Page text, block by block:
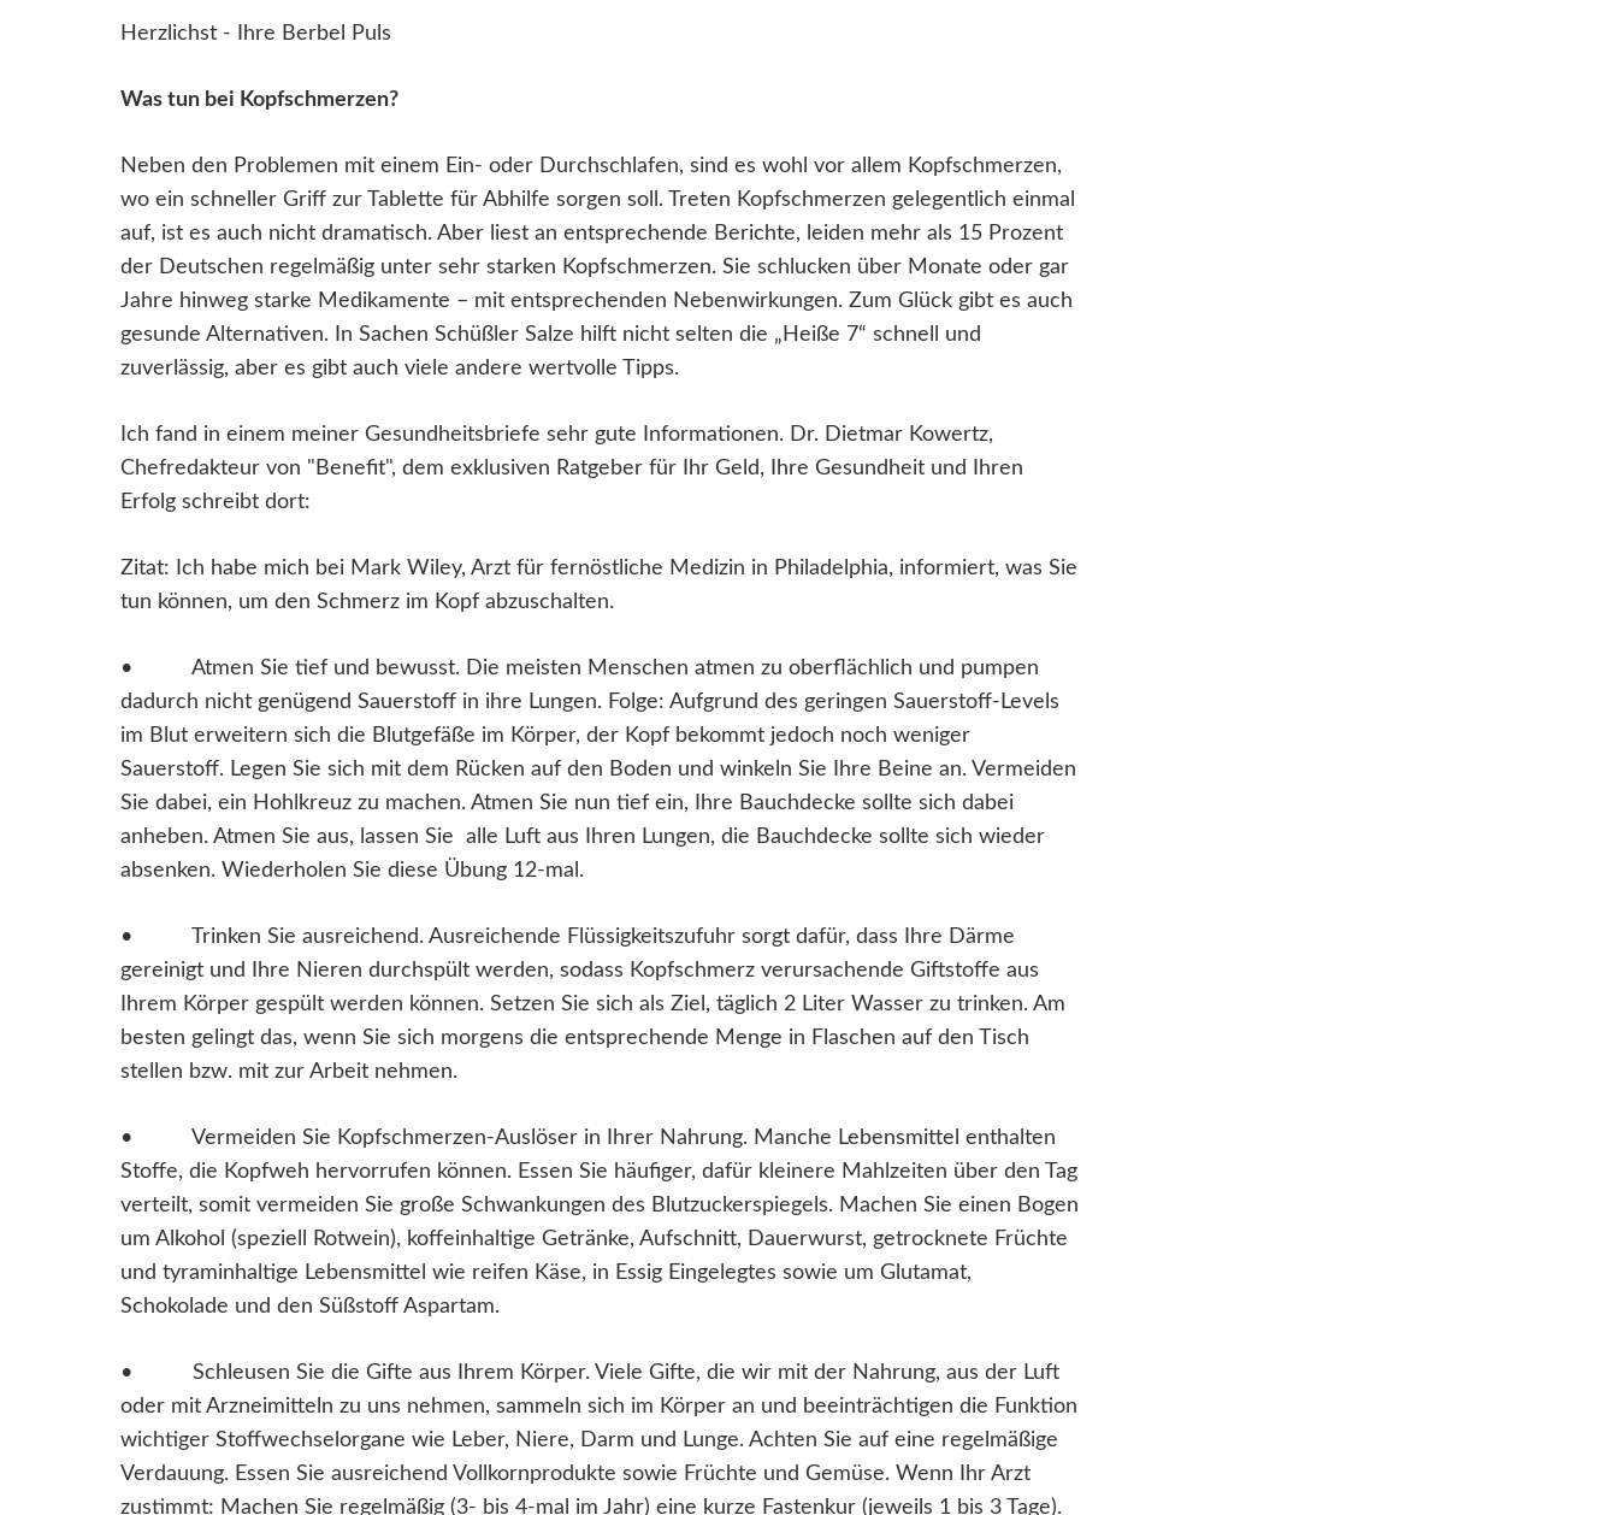
Herzlichst - Ihre Berbel Puls
Was tun bei Kopfschmerzen?
Neben den Problemen mit einem Ein- oder Durchschlafen, sind es wohl vor allem Kopfschmerzen,
wo ein schneller Griff zur Tablette für Abhilfe sorgen soll. Treten Kopfschmerzen gelegentlich einmal
auf, ist es auch nicht dramatisch. Aber liest an entsprechende Berichte, leiden mehr als 15 Prozent
der Deutschen regelmäßig unter sehr starken Kopfschmerzen. Sie schlucken über Monate oder gar
Jahre hinweg starke Medikamente – mit entsprechenden Nebenwirkungen. Zum Glück gibt es auch
gesunde Alternativen. In Sachen Schüßler Salze hilft nicht selten die „Heiße 7“ schnell und
zuverlässig, aber es gibt auch viele andere wertvolle Tipps.
Ich fand in einem meiner Gesundheitsbriefe sehr gute Informationen. Dr. Dietmar Kowertz,
Chefredakteur von "Benefit", dem exklusiven Ratgeber für Ihr Geld, Ihre Gesundheit und Ihren
Erfolg schreibt dort:
Zitat: Ich habe mich bei Mark Wiley, Arzt für fernöstliche Medizin in Philadelphia, informiert, was Sie
tun können, um den Schmerz im Kopf abzuschalten.
• Atmen Sie tief und bewusst. Die meisten Menschen atmen zu oberflächlich und pumpen
dadurch nicht genügend Sauerstoff in ihre Lungen. Folge: Aufgrund des geringen Sauerstoff-Levels
im Blut erweitern sich die Blutgefäße im Körper, der Kopf bekommt jedoch noch weniger
Sauerstoff. Legen Sie sich mit dem Rücken auf den Boden und winkeln Sie Ihre Beine an. Vermeiden
Sie dabei, ein Hohlkreuz zu machen. Atmen Sie nun tief ein, Ihre Bauchdecke sollte sich dabei
anheben. Atmen Sie aus, lassen Sie alle Luft aus Ihren Lungen, die Bauchdecke sollte sich wieder
absenken. Wiederholen Sie diese Übung 12-mal.
• Trinken Sie ausreichend. Ausreichende Flüssigkeitszufuhr sorgt dafür, dass Ihre Därme
gereinigt und Ihre Nieren durchspült werden, sodass Kopfschmerz verursachende Giftstoffe aus
Ihrem Körper gespült werden können. Setzen Sie sich als Ziel, täglich 2 Liter Wasser zu trinken. Am
besten gelingt das, wenn Sie sich morgens die entsprechende Menge in Flaschen auf den Tisch
stellen bzw. mit zur Arbeit nehmen.
• Vermeiden Sie Kopfschmerzen-Auslöser in Ihrer Nahrung. Manche Lebensmittel enthalten
Stoffe, die Kopfweh hervorrufen können. Essen Sie häufiger, dafür kleinere Mahlzeiten über den Tag
verteilt, somit vermeiden Sie große Schwankungen des Blutzuckerspiegels. Machen Sie einen Bogen
um Alkohol (speziell Rotwein), koffeinhaltige Getränke, Aufschnitt, Dauerwurst, getrocknete Früchte
und tyraminhaltige Lebensmittel wie reifen Käse, in Essig Eingelegtes sowie um Glutamat,
Schokolade und den Süßstoff Aspartam.
• Schleusen Sie die Gifte aus Ihrem Körper. Viele Gifte, die wir mit der Nahrung, aus der Luft
oder mit Arzneimitteln zu uns nehmen, sammeln sich im Körper an und beeinträchtigen die Funktion
wichtiger Stoffwechselorgane wie Leber, Niere, Darm und Lunge. Achten Sie auf eine regelmäßige
Verdauung. Essen Sie ausreichend Vollkornprodukte sowie Früchte und Gemüse. Wenn Ihr Arzt
zustimmt: Machen Sie regelmäßig (3- bis 4-mal im Jahr) eine kurze Fastenkur (jeweils 1 bis 3 Tage).